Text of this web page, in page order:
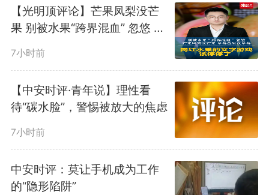
答案恐怕是不能。
争议的核心，不在于这部电影
好不好看，而在于它从拍摄环节就
踩了红线。据片方自述，该片
2018年筹备，2019年在监狱内实
景拍摄，2020年前后完成。编剧
【光明顶评论】芒果凤梨没芒
果 别被水果“跨界混血” 忽悠 网
7小时前
【中安时评·青年说】理性看
待“碳水脸”，警惕被放大的焦虑
7小时前
中安时评：莫让手机成为工作
的“隐形陷阱”